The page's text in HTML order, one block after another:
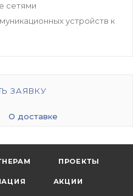
сетями
устройств к
ЗАЯВКУ
О доставке
ПРОЕКТЫ
АКЦИИ